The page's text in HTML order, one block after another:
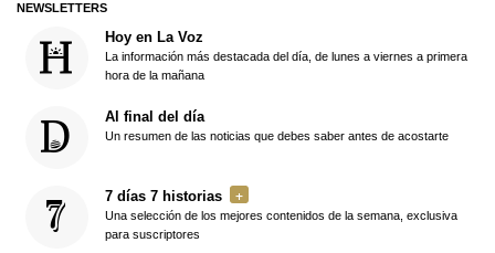
NEWSLETTERS
Hoy en La Voz
La información más destacada del día, de lunes a viernes a primera
hora de la mañana
Al final del día
Un resumen de las noticias que debes saber antes de acostarte
7 días 7 historias
Una selección de los mejores contenidos de la semana, exclusiva
para suscriptores